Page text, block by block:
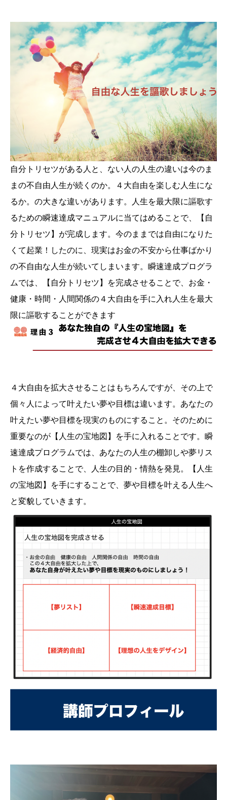
自分トリセツがある人と、ない人の人生の違いは今のま
まの不自由人生が続くのか。４大自由を楽しむ人生にな
るか。の大きな違いがあります。人生を最大限に謳歌す
るための瞬速達成マニュアルに当てはめることで、【自
分トリセツ】が完成します。今のままでは自由になりた
くて起業！したのに、現実はお金の不安から仕事ばかり
の不自由な人生が続いてしまいます。瞬速達成プログラ
ムでは、【自分トリセツ】を完成させることで、お金・
健康・時間・人間関係の４大自由を手に入れ人生を最大
限に謳歌することができます
４大自由を拡大させることはもちろんですが、その上で
個々人によって叶えたい夢や目標は違います。あなたの
叶えたい夢や目標を現実のものにすること。そのために
重要なのが【人生の宝地図】を手に入れることです。瞬
速達成プログラムでは、あなたの人生の棚卸しや夢リス
トを作成することで、人生の目的・情熱を発見。【人生
の宝地図】を手にすることで、夢や目標を叶える人生へ
と変貌していきます。